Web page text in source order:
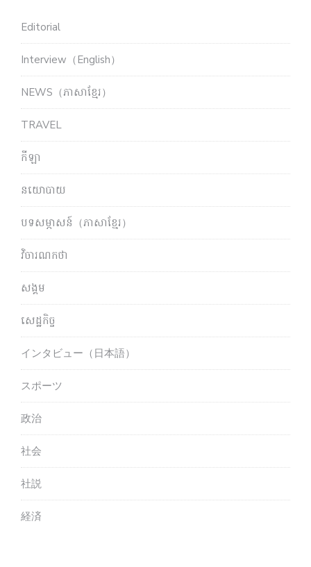
Editorial
Interview（English）
NEWS（ភាសាខ្មែរ）
TRAVEL
កីឡា
នយោបាយ
បទសម្ភាសន៍（ភាសាខ្មែរ）
វិចារណកថា
សង្គម
សេដ្ឋកិច្ច
インタビュー（日本語）
スポーツ
政治
社会
社説
経済